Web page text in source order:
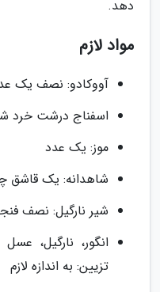
دهد.
مواد لازم
آووکادو: نصف یک
اسفناج درشت خرد
موز: یک عدد
شاهدانه: یک قاشق
شیر نارگیل: نصف
انگور، نارگیل،
تزیین: به اندازه لازم